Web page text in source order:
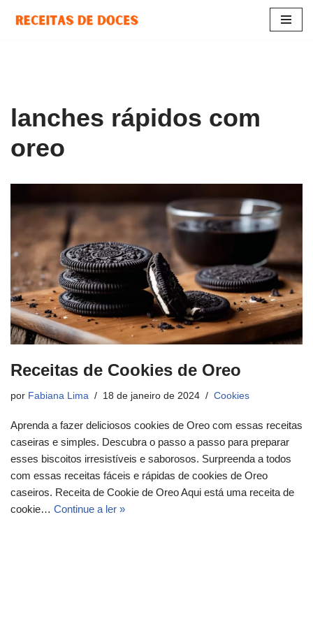
lanches rápidos com
oreo
Receitas de Cookies de Oreo
por Fabiana Lima 18 de janeiro de 2024 Cookies
Aprenda a fazer deliciosos cookies de Oreo com essas receitas
caseiras e simples. Descubra o passo a passo para preparar
esses biscoitos irresistíveis e saborosos. Surpreenda a todos
com essas receitas fáceis e rápidas de cookies de Oreo
caseiros. Receita de Cookie de Oreo Aqui está uma receita de
cookie… Continue a ler »